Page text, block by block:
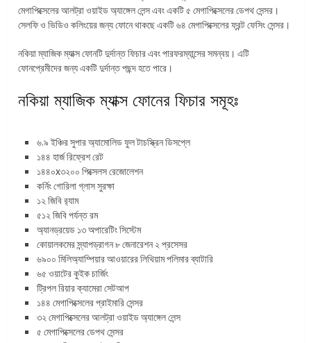
মেগাপিক্সেলের আলট্রা ওয়াইড অ্যাঙ্গেল লেন্স এবং একটি ৫ মেগাপিক্সেলের ডেপথ সেন্সর।
সেলফি ও ভিডিও কলিংয়ের জন্য ফোনে থাকছে একটি ৬৪ মেগাপিক্সেলের ফ্রন্ট ফেসিং সেন্সর।
নকিয়া ম্যাজিক ম্যাক্স ফোনটি দুর্দান্ত ফিচার এবং পারফরম্যান্সের সমন্বয়। এটি
ফোনপ্রেমীদের জন্য একটি দুর্দান্ত পছন্দ হতে পারে।
নকিয়া ম্যাজিক ম্যাক্স ফোনের ফিচার সমূহঃ
৬.৯ ইঞ্চির সুপার অ্যামোলিড ফুল টাচস্ক্রিন ডিসপ্লে
১৪৪ হার্জ রিফ্রেশ রেট
১৪৪০x৩২০০ পিক্সেলস রেজোলেশন
কর্নিং গোরিলা গ্লাস সুরক্ষা
১২ জিবি র‌্যাম
৫১২ জিবি পর্যন্ত রম
অ্যানড্রয়েড ১৩ অপারেটিং সিস্টেম
কোয়ালকমের স্ন্যাপড্রাগন ৮ জেনারেশন ২ প্রসেসর
৬৯০০ মিলিঅ্যাম্পিয়ার আওয়ারের লিথিয়াম পলিমার ব্যাটারি
৬৫ ওয়াটের কুইক চার্জিং
ট্রিপল রিয়ার ক্যামেরা সেটআপ
১৪৪ মেগাপিক্সেলের প্রাইমারি সেন্সর
৩২ মেগাপিক্সেলের আলট্রা ওয়াইড অ্যাঙ্গেল লেন্স
৫ মেগাপিক্সেলের ডেপথ সেন্সর